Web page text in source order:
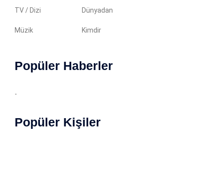
TV / Dizi Dünyadan
Müzik Kimdir
Popüler Haberler
-
Popüler Kişiler